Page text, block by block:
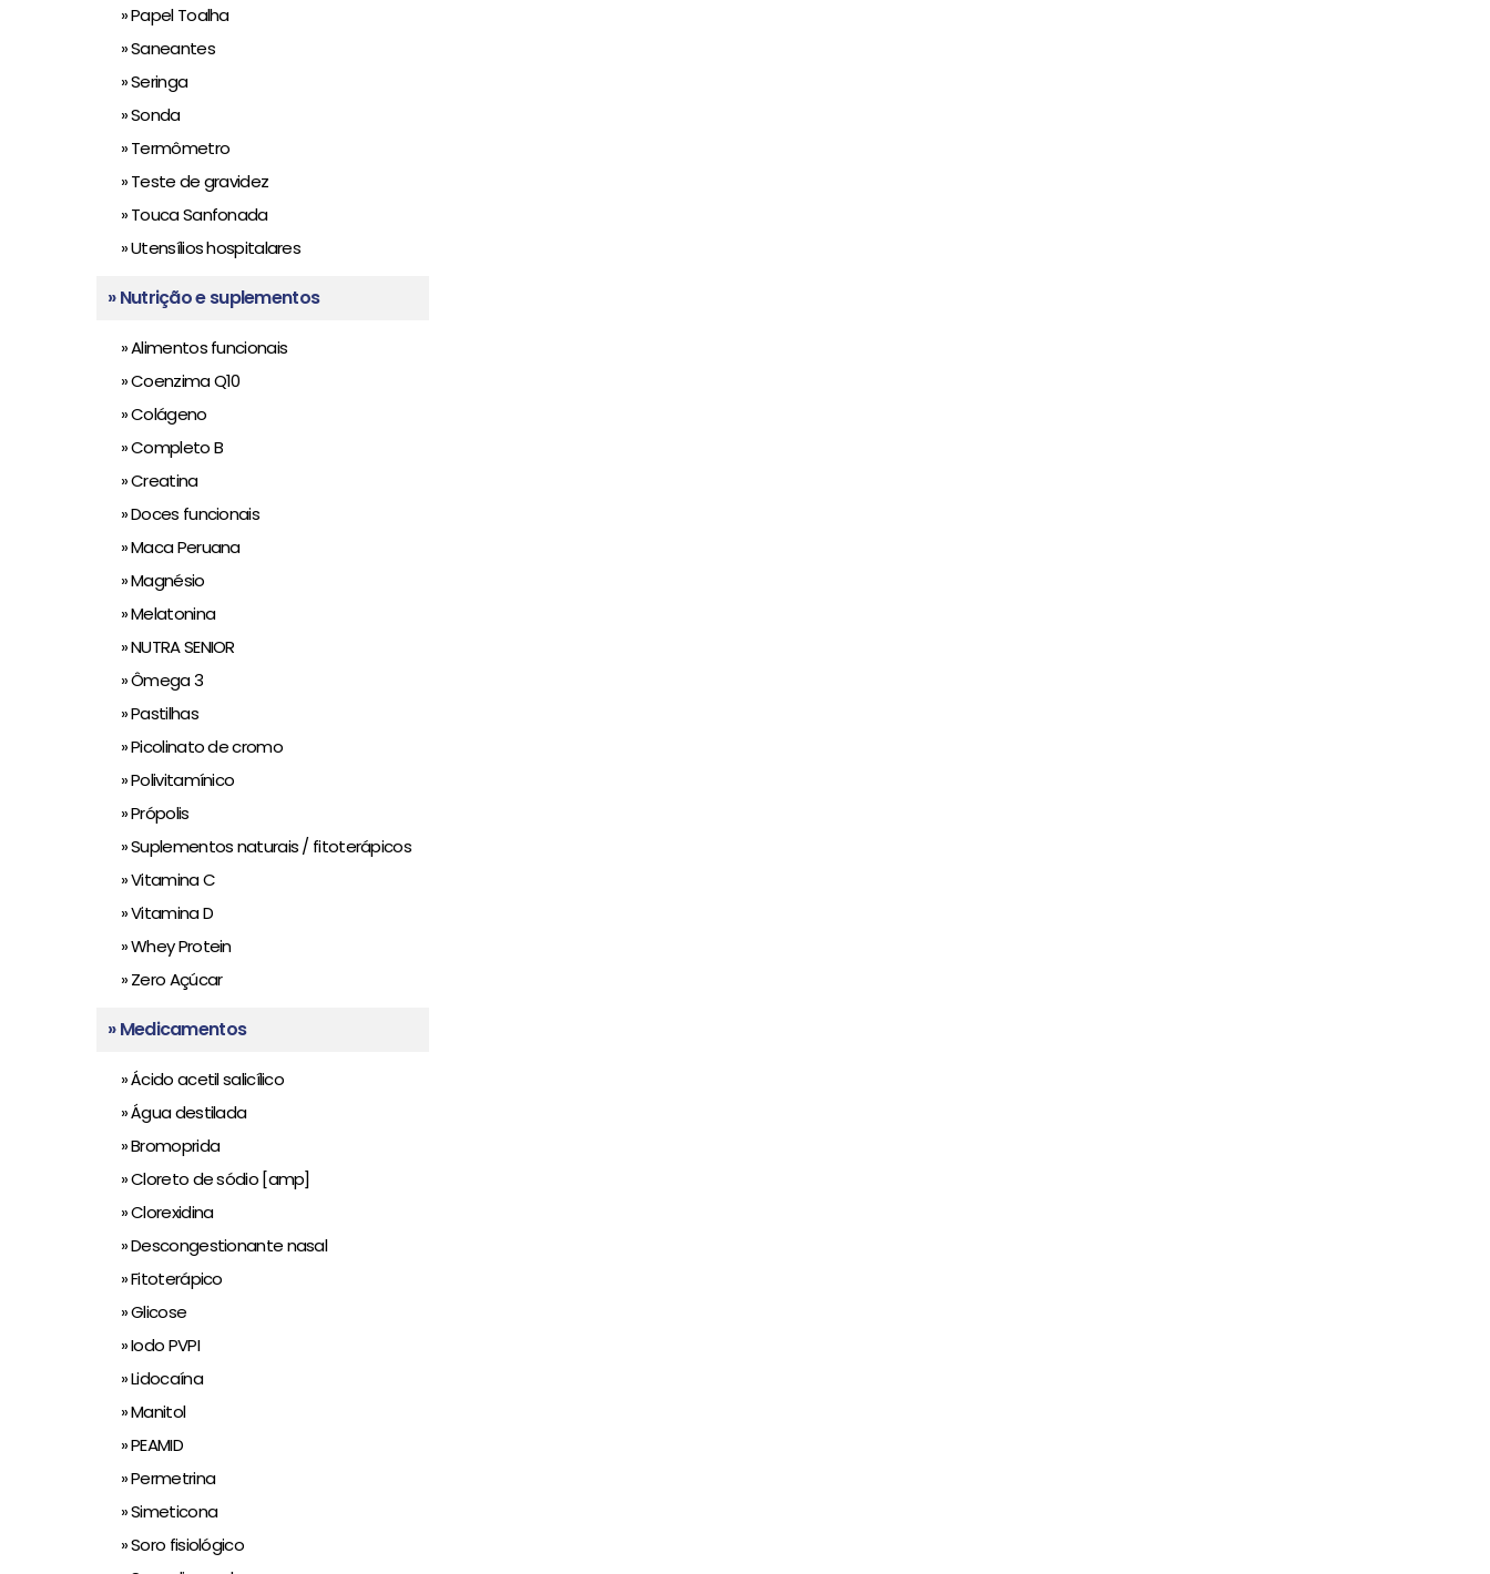
» Papel Toalha
» Saneantes
» Seringa
» Sonda
» Termômetro
» Teste de gravidez
» Touca Sanfonada
» Utensílios hospitalares
» Nutrição e suplementos
» Alimentos funcionais
» Coenzima Q10
» Colágeno
» Completo B
» Creatina
» Doces funcionais
» Maca Peruana
» Magnésio
» Melatonina
» NUTRA SENIOR
» Ômega 3
» Pastilhas
» Picolinato de cromo
» Polivitamínico
» Própolis
» Suplementos naturais / fitoterápicos
» Vitamina C
» Vitamina D
» Whey Protein
» Zero Açúcar
» Medicamentos
» Ácido acetil salicílico
» Água destilada
» Bromoprida
» Cloreto de sódio [amp]
» Clorexidina
» Descongestionante nasal
» Fitoterápico
» Glicose
» Iodo PVPI
» Lidocaína
» Manitol
» PEAMID
» Permetrina
» Simeticona
» Soro fisiológico